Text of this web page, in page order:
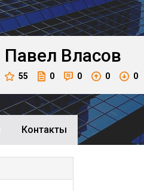
Павел Власов
55 0 0 0 0
Контакты